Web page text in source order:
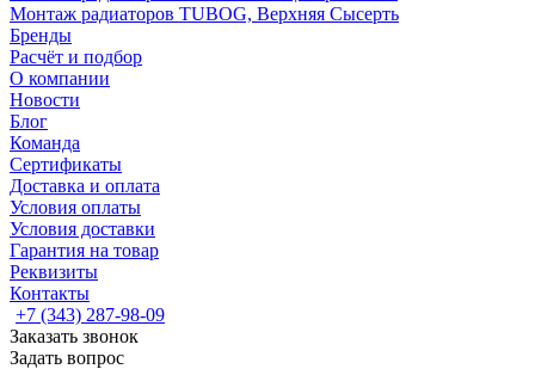
Монтаж радиаторов TUBOG, Верхняя Сысерть
Бренды
Расчёт и подбор
О компании
Новости
Блог
Команда
Сертификаты
Доставка и оплата
Условия оплаты
Условия доставки
Гарантия на товар
Реквизиты
Контакты
+7 (343) 287-98-09
Заказать звонок
Задать вопрос